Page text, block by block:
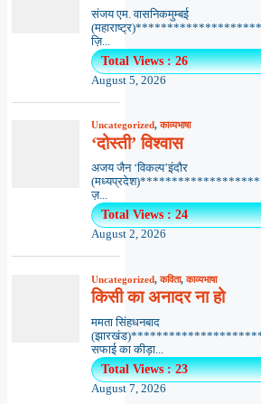
संजय एम. वासनिकमुम्बई
ज़ि...
Total Views : 26
August 5, 2026
Uncategorized,काव्यभाषा
‘दोस्ती’ विश्वास
अजय जैन ‘विकल्प’इंदौर
ज़...
Total Views : 24
August 2, 2026
Uncategorized,कविता,काव्यभाषा
किसी का अनादर ना हो
ममता सिंहधनबाद
सफाई का कीड़ा...
Total Views : 23
August 7, 2026